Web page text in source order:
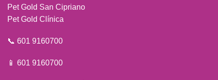
Pet Gold San Cipriano
Pet Gold Clínica
📞 601 9160700
📱 601 9160700